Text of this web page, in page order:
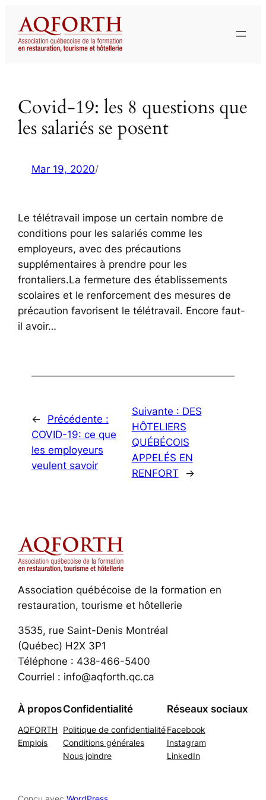
contenu
Covid-19: les 8 questions que
les salariés se posent
Mar 19, 2020/
Le télétravail impose un certain nombre de
conditions pour les salariés comme les
employeurs, avec des précautions
supplémentaires à prendre pour les
frontaliers.La fermeture des établissements
scolaires et le renforcement des mesures de
précaution favorisent le télétravail. Encore faut-
il avoir…
←
Précédente :
COVID-19: ce que
les employeurs
veulent savoir
Suivante : DES
HÔTELIERS
QUÉBÉCOIS
APPELÉS EN
RENFORT
→
Association québécoise de la formation en
restauration, tourisme et hôtellerie
3535, rue Saint-Denis Montréal
(Québec) H2X 3P1
Téléphone : 438-466-5400
Courriel : info@aqforth.qc.ca
À propos
AQFORTH
Emplois
Confidentialité
Politique de confidentialité
Conditions générales
Nous joindre
Réseaux sociaux
Facebook
Instagram
LinkedIn